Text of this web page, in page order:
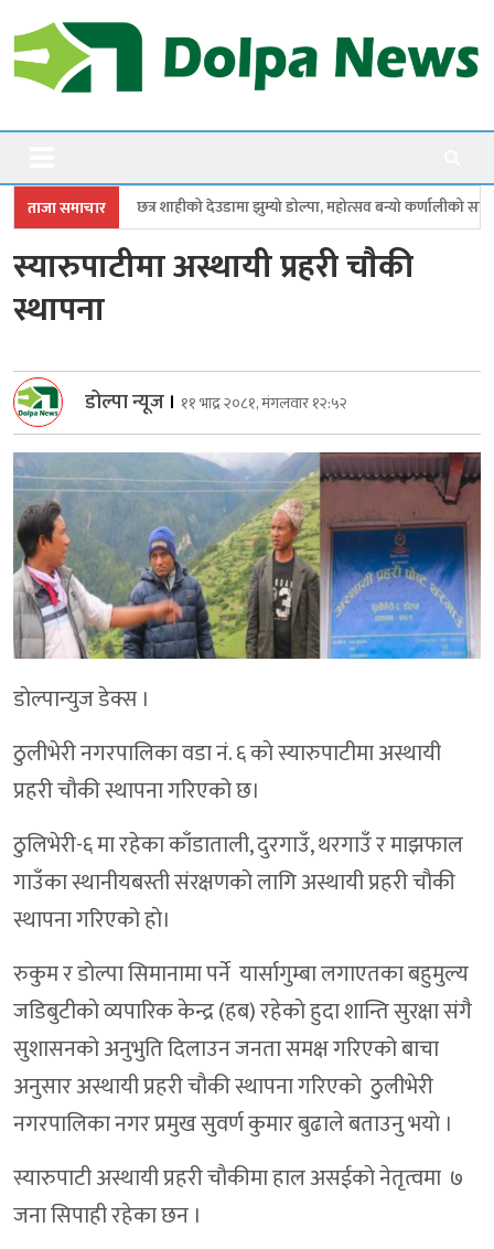
to
content
Dolpanews
ताजा समाचार
देउडामा झुम्यो डोल्पा, महोत्सव बन्यो कर्णालीको सांगीतिक उत्सव
स्यारुपाटीमा अस्थायी प्रहरी चाैकी
स्थापना
डोल्पा न्यूज । ११ भाद्र २०८१, मंगलवार १२:५२
डाेल्पान्युज डेक्स ।
ठुलीभेरी नगरपालिका वडा नं. ६ काे स्यारुपाटीमा अस्थायी
प्रहरी चाैकी स्थापना गरिएको छ।
ठुलिभेरी-६ मा रहेका काँडाताली, दुरगाउँ, थरगाउँ र माझफाल
गाउँका स्थानीयबस्ती संरक्षणकाे लागि अस्थायी प्रहरी चाैकी
स्थापना गरिएको हाे।
रुकुम र डाेल्पा सिमानामा पर्ने यार्सागुम्बा लगाएतका बहुमुल्य
जडिबुटीकाे व्यपारिक केन्द्र (हब) रहेकाे हुदा शान्ति सुरक्षा संगै
सुशासनको अनुभुति दिलाउन जनता समक्ष गरिएको बाचा
अनुसार अस्थायी प्रहरी चाैकी स्थापना गरिएकाे ठुलीभेरी
नगरपालिका नगर प्रमुख सुवर्ण कुमार बुढाले बताउनु भयाे ।
स्यारुपाटी अस्थायी प्रहरी चाैकीमा हाल असईकाे नेतृत्वमा ७
जना सिपाही रहेका छन ।